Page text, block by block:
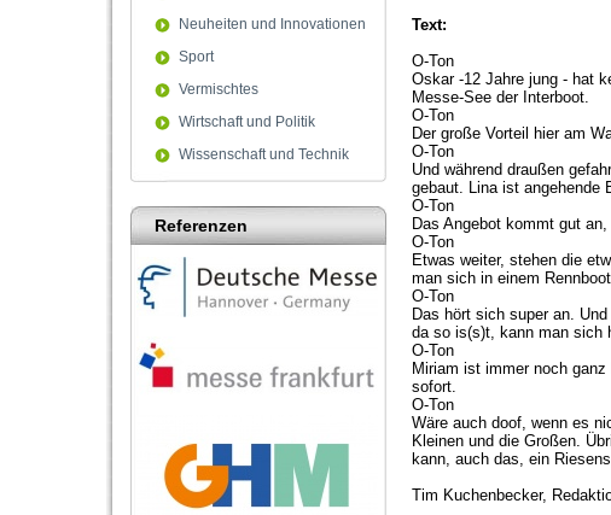
Neuheiten und Innovationen
Sport
Vermischtes
Wirtschaft und Politik
Wissenschaft und Technik
Referenzen
Text:
O-Ton
Oskar -12 Jahre jung - hat
Messe-See der Interboot.
O-Ton
Der große Vorteil hier am
O-Ton
Und während draußen
gebaut. Lina ist angehende
O-Ton
Das Angebot kommt gut
O-Ton
Etwas weiter, stehen die
man sich in einem
O-Ton
Das hört sich super an.
da so is(s)t, kann man sich
O-Ton
Miriam ist immer noch
sofort.
O-Ton
Wäre auch doof, wenn es
Kleinen und die Großen.
kann, auch das, ein
Tim Kuchenbecker,